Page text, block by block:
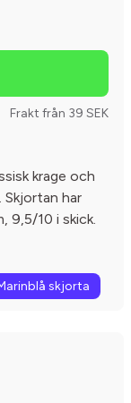
Frakt från 39 SEK
krage och
har
9,5/10 i skick.
skjorta